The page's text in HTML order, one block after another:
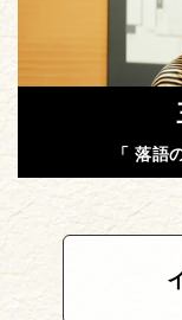
「 落語